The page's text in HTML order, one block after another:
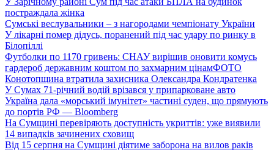
постраждала жінка
Сумські веслувальники – з нагородами чемпіонату України
У лікарні помер дідусь, поранений під час удару по ринку в
Білопіллі
Футболки по 1170 гривень: СНАУ вирішив оновити комусь
гардероб державним коштом по захмарним цінамФОТО
Конотопщина втратила захисника Олександра Кондратенка
У Сумах 71-річний водій врізався у припарковане авто
Україна дала «морський імунітет» частині суден, що прямують
до портів РФ — Bloomberg
На Сумщині перевіряють доступність укриттів: уже виявили
14 випадків зачинених сховищ
Від 15 серпня на Сумщині діятиме заборона на вилов раків